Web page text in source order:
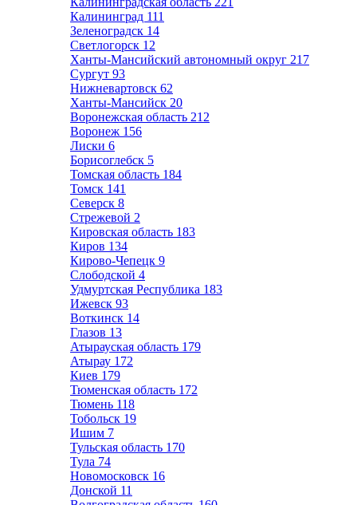
Калининград 111
Зеленоградск 14
Светлогорск 12
Ханты-Мансийский автономный округ 217
Сургут 93
Нижневартовск 62
Ханты-Мансийск 20
Воронежская область 212
Воронеж 156
Лиски 6
Борисоглебск 5
Томская область 184
Томск 141
Северск 8
Стрежевой 2
Кировская область 183
Киров 134
Кирово-Чепецк 9
Слободской 4
Удмуртская Республика 183
Ижевск 93
Воткинск 14
Глазов 13
Атырауская область 179
Атырау 172
Киев 179
Тюменская область 172
Тюмень 118
Тобольск 19
Ишим 7
Тульская область 170
Тула 74
Новомосковск 16
Донской 11